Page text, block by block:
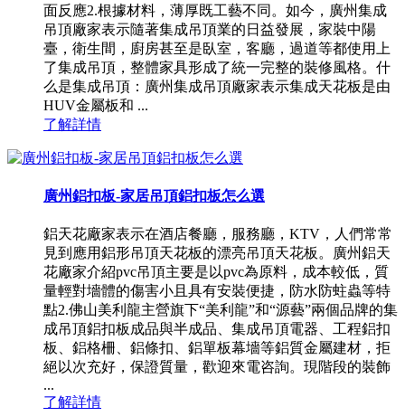
面反應2.根據材料，薄厚既工藝不同。如今，廣州集成
吊頂廠家表示隨著集成吊頂業的日益發展，家裝中陽
臺，衛生間，廚房甚至是臥室，客廳，過道等都使用上
了集成吊頂，整體家具形成了統一完整的裝修風格。什
么是集成吊頂：廣州集成吊頂廠家表示集成天花板是由
HUV金屬板和 ...
了解詳情
廣州鋁扣板-家居吊頂鋁扣板怎么選
鋁天花廠家表示在酒店餐廳，服務廳，KTV，人們常常
見到應用鋁形吊頂天花板的漂亮吊頂天花板。廣州鋁天
花廠家介紹pvc吊頂主要是以pvc為原料，成本較低，質
量輕對墻體的傷害小且具有安裝便捷，防水防蛀蟲等特
點2.佛山美利龍主營旗下“美利龍”和“源藝”兩個品牌的集
成吊頂鋁扣板成品與半成品、集成吊頂電器、工程鋁扣
板、鋁格柵、鋁條扣、鋁單板幕墻等鋁質金屬建材，拒
絕以次充好，保證質量，歡迎來電咨詢。現階段的裝飾
...
了解詳情